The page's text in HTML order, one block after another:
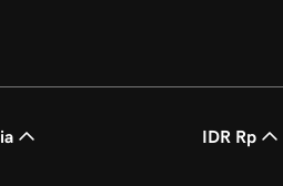
IDR Rp